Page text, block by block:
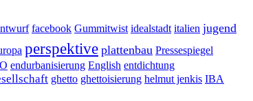
facebook Gummitwist idealstadt italien jugend
perspektive plattenbau Pressespiegel
endurbanisierung English entdichtung
ghetto ghettoisierung helmut jenkis IBA